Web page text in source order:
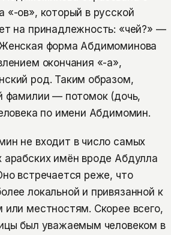
ов», который в русской
на принадлежность: «чей?» —
форма Абдимоминова
окончания «-а»,
род. Таким образом,
фамилии — потомок (дочь,
по имени Абдимомин.
не входит в число самых
арабских имён вроде Абдулла
встречается реже, что
локальной и привязанной к
местностям. Скорее всего,
был уважаемым человеком в